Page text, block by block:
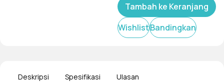
Tambah ke Keranjang
WishlistBandingkan
Deskripsi Spesifikasi Ulasan